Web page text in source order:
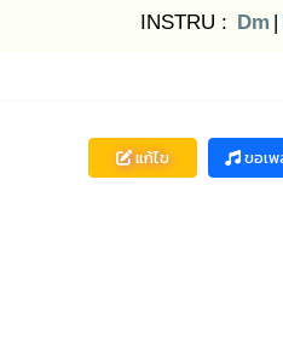
INSTRU : Dm |
แก้ไข ขอเ